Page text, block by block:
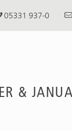
05331 937-0
&